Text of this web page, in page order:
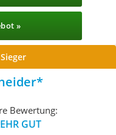
»
Bewertung:
GUT